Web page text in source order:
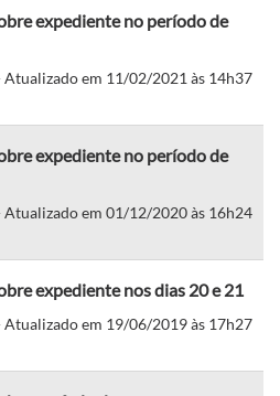
expediente no período de
em 11/02/2021 às 14h37
expediente no período de
em 01/12/2020 às 16h24
expediente nos dias 20 e 21
em 19/06/2019 às 17h27